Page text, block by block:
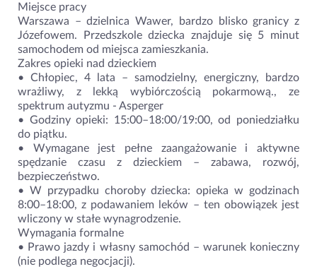
Miejsce pracy
Warszawa – dzielnica Wawer, bardzo blisko granicy z
Józefowem. Przedszkole dziecka znajduje się 5 minut
samochodem od miejsca zamieszkania.
Zakres opieki nad dzieckiem
• Chłopiec, 4 lata – samodzielny, energiczny, bardzo
wrażliwy, z lekką wybiórczością pokarmową., ze
spektrum autyzmu - Asperger
• Godziny opieki: 15:00–18:00/19:00, od poniedziałku
do piątku.
• Wymagane jest pełne zaangażowanie i aktywne
spędzanie czasu z dzieckiem – zabawa, rozwój,
bezpieczeństwo.
• W przypadku choroby dziecka: opieka w godzinach
8:00–18:00, z podawaniem leków – ten obowiązek jest
wliczony w stałe wynagrodzenie.
Wymagania formalne
• Prawo jazdy i własny samochód – warunek konieczny
(nie podlega negocjacji).